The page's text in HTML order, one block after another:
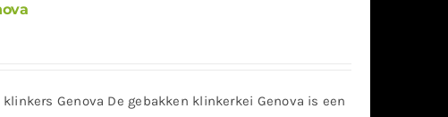
Genova De gebakken klinkerkei Genova is een